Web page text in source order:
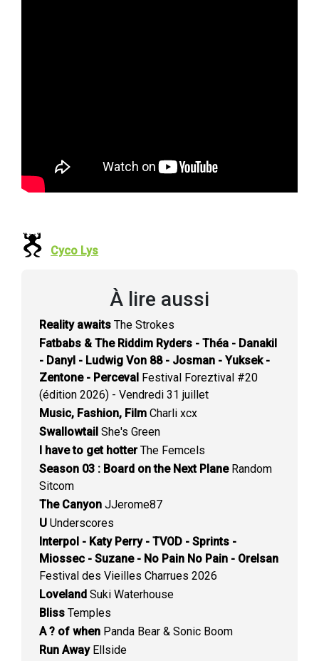
Cyco Lys
À lire aussi
Reality awaits The Strokes
Fatbabs & The Riddim Ryders - Théa - Danakil
- Danyl - Ludwig Von 88 - Josman - Yuksek -
Zentone - Perceval Festival Foreztival #20
(édition 2026) - Vendredi 31 juillet
Music, Fashion, Film Charli xcx
Swallowtail She's Green
I have to get hotterThe Femcels
Season 03 : Board on the Next PlaneRandom
Sitcom
The Canyon JJerome87
U Underscores
Interpol - Katy Perry - TVOD - Sprints -
Miossec - Suzane - No Pain No Pain - Orelsan
Festival des Vieilles Charrues 2026
Loveland Suki Waterhouse
Bliss Temples
A ? of when Panda Bear & Sonic Boom
Run AwayEllside